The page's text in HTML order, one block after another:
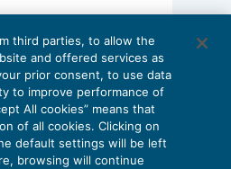
professionali: le
Stefano Dovier
third parties, to allow the
and offered services as
prior consent, to use data
to improve performance of
All cookies” means that
of all cookies. Clicking on
default settings will be left
browsing will continue